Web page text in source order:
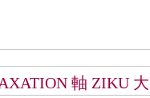
軸 ZIKU